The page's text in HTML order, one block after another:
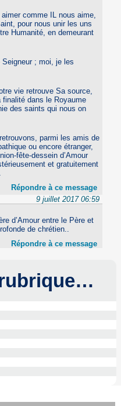
comme IL nous aime,
pour nous unir les uns
Humanité, en demeurant
; moi, je les
vie retrouve Sa source,
finalité dans le Royaume
des saints qui nous on
parmi les amis de
ou encore étranger,
fête-dessein d’Amour
et gratuitement
Répondre à ce message
9 juillet 2017 06:59
d’Amour entre le Père et
de chrétien..
Répondre à ce message